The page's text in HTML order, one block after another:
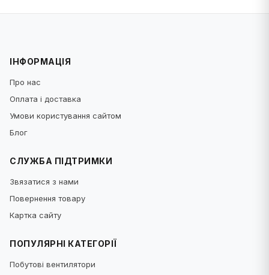
ІНФОРМАЦІЯ
Про нас
Оплата і доставка
Умови користування сайтом
Блог
СЛУЖБА ПІДТРИМКИ
Звязатися з нами
Повернення товару
Картка сайту
ПОПУЛЯРНІ КАТЕГОРІЇ
Побутові вентилятори